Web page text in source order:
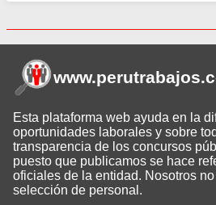
www.perutrabajos
Esta plataforma web ayuda en la
oportunidades laborales y sobre
transparencia de los concursos
puesto que publicamos se hace
oficiales de la entidad. Nosotros
selección de personal.